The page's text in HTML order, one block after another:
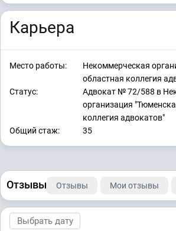
Карьера
Место работы:
Некоммерческая
областная коллегия
Статус:
Адвокат № 72/588 в
организация
коллегия адвокатов"
Общий стаж:
35
Отзывы Отзывы Мои отзывы